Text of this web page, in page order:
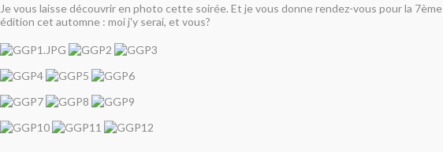
Je vous laisse découvrir en photo cette soirée. Et je vous donne rendez-vous pour la 7ème
édition cet automne : moi j'y serai, et vous?